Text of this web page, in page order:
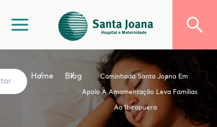
Home Blog Caminhada Santa Joana Em
Apoio À Amamentação Leva Famílias
Ao Ibirapuera